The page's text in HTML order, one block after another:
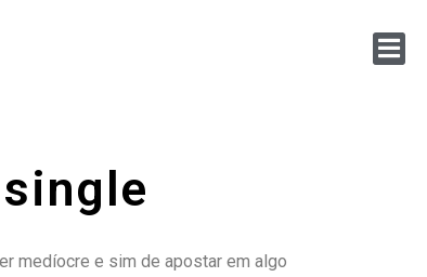
medíocre e sim de apostar em algo